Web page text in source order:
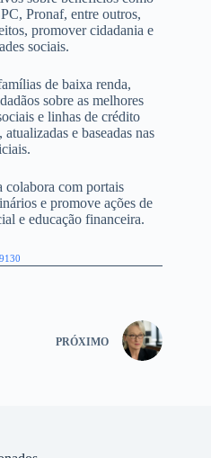
Pronaf, entre outros,
promover cidadania e
sociais.
de baixa renda,
sobre as melhores
e linhas de crédito
e baseadas nas
colabora com portais
e promove ações de
e educação financeira.
PRÓXIMO